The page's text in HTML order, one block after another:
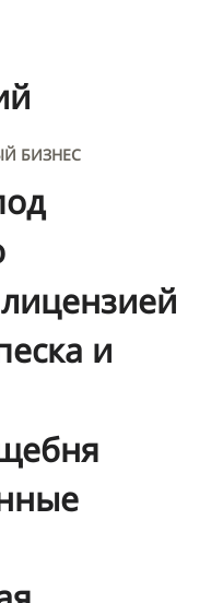
БИЗНЕС
и